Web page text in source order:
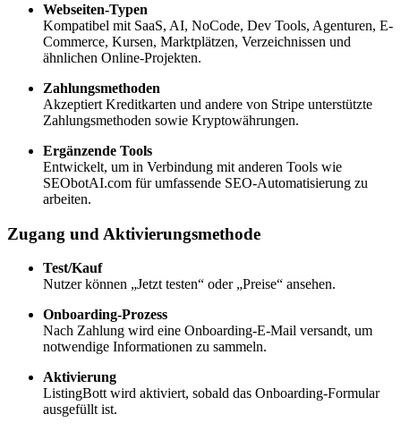
Webseiten-Typen
Kompatibel mit SaaS, AI, NoCode, Dev Tools, Agenturen, E-
Commerce, Kursen, Marktplätzen, Verzeichnissen und
ähnlichen Online-Projekten.
Zahlungsmethoden
Akzeptiert Kreditkarten und andere von Stripe unterstützte
Zahlungsmethoden sowie Kryptowährungen.
Ergänzende Tools
Entwickelt, um in Verbindung mit anderen Tools wie
SEObotAI.com für umfassende SEO-Automatisierung zu
arbeiten.
Zugang und Aktivierungsmethode
Test/Kauf
Nutzer können „Jetzt testen“ oder „Preise“ ansehen.
Onboarding-Prozess
Nach Zahlung wird eine Onboarding-E-Mail versandt, um
notwendige Informationen zu sammeln.
Aktivierung
ListingBott wird aktiviert, sobald das Onboarding-Formular
ausgefüllt ist.